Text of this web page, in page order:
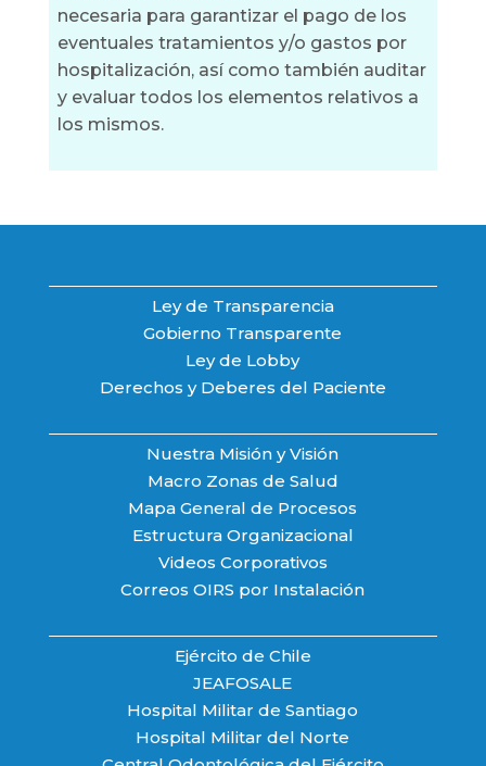
necesaria para garantizar el pago de los
eventuales tratamientos y/o gastos por
hospitalización, así como también auditar
y evaluar todos los elementos relativos a
los mismos.
Ley de Transparencia
Gobierno Transparente
Ley de Lobby
Derechos y Deberes del Paciente
Nuestra Misión y Visión
Macro Zonas de Salud
Mapa General de Procesos
Estructura Organizacional
Videos Corporativos
Correos OIRS por Instalación
Ejército de Chile
JEAFOSALE
Hospital Militar de Santiago
Hospital Militar del Norte